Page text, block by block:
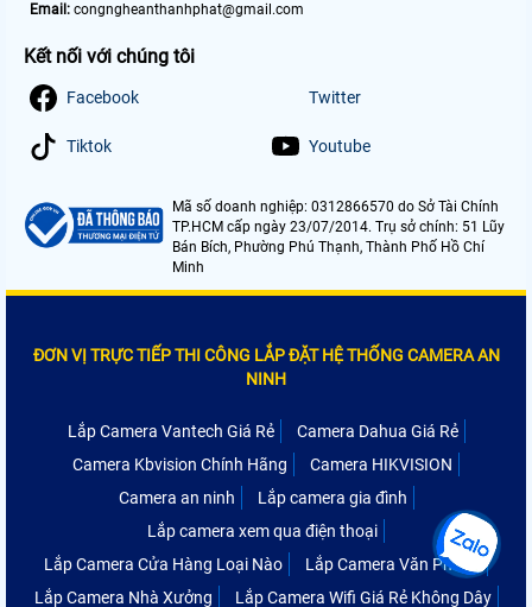
Email: congngheanthanhphat@gmail.com
Kết nối với chúng tôi
Facebook Twitter
Tiktok Youtube
Mã số doanh nghiệp: 0312866570 do Sở Tài Chính
TP.HCM cấp ngày 23/07/2014. Trụ sở chính: 51 Lũy
Bán Bích, Phường Phú Thạnh, Thành Phố Hồ Chí
Minh
ĐƠN VỊ TRỰC TIẾP THI CÔNG LẮP ĐẶT HỆ THỐNG CAMERA AN
NINH
Lắp Camera Vantech Giá Rẻ
Camera Dahua Giá Rẻ
Camera Kbvision Chính Hãng
Camera HIKVISION
Camera an ninh
Lắp camera gia đình
Lắp camera xem qua điện thoại
Lắp Camera Cửa Hàng Loại Nào
Lắp Camera Văn Phòng
Lắp Camera Nhà Xưởng
Lắp Camera Wifi Giá Rẻ Không Dây